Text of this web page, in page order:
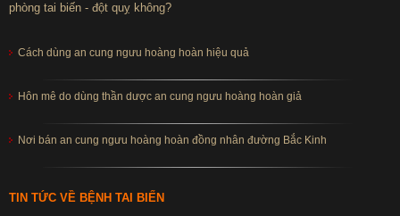
phòng tai biến - đột quỵ không?
Cách dùng an cung ngưu hoàng hoàn hiệu quả
Hôn mê do dùng thần dược an cung ngưu hoàng hoàn giả
Nơi bán an cung ngưu hoàng hoàn đồng nhân đường Bắc Kinh
TIN TỨC VỀ BỆNH TAI BIẾN